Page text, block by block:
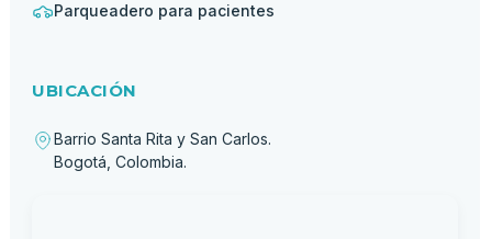
Parqueadero para pacientes
UBICACIÓN
Barrio Santa Rita y San Carlos.
Bogotá, Colombia.